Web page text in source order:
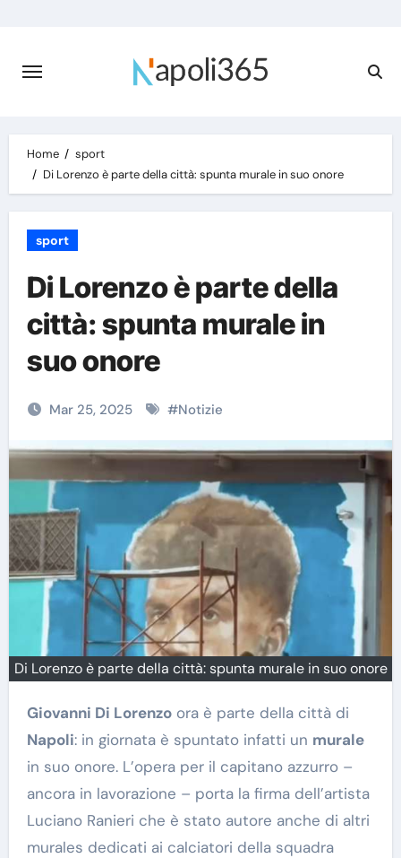
content
Home
sport
Di Lorenzo è parte della città: spunta murale in suo onore
sport
Di Lorenzo è parte della
città: spunta murale in
suo onore
Mar 25, 2025 #Notizie
Di Lorenzo è parte della città: spunta murale in suo onore
Giovanni Di Lorenzoora è parte della città di
Napoli: in giornata è spuntato infatti un murale
in suo onore. L’opera per il capitano azzurro –
ancora in lavorazione – porta la firma dell’artista
Luciano Ranieri che è stato autore anche di altri
murales dedicati ai calciatori della squadra